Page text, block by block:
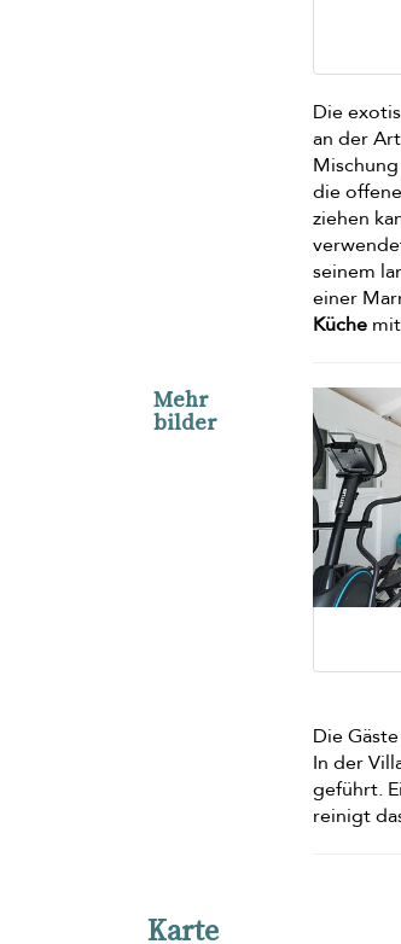
Die
an der
die
ziehen
seinem
einer
Küche
Mehr
bilder
Die
In der
geführt.
reinigt
Karte